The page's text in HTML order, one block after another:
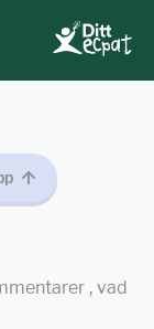
, vad